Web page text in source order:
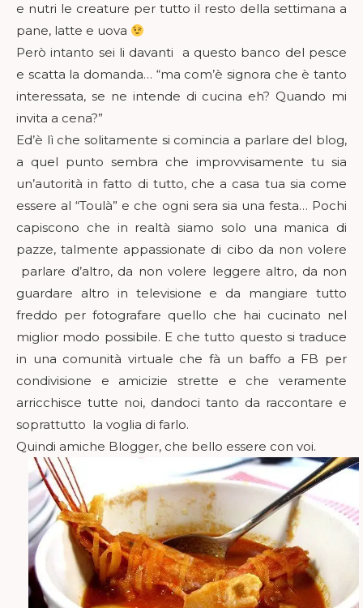
e nutri le creature per tutto il resto della settimana a
pane, latte e uova
Però intanto sei li davanti a questo banco del pesce
e scatta la domanda… “ma com’è signora che è tanto
interessata, se ne intende di cucina eh? Quando mi
invita a cena?”
Ed’è lì che solitamente si comincia a parlare del blog,
a quel punto sembra che improvvisamente tu sia
un’autorità in fatto di tutto, che a casa tua sia come
essere al “Toulà” e che ogni sera sia una festa… Pochi
capiscono che in realtà siamo solo una manica di
pazze, talmente appassionate di cibo da non volere
parlare d’altro, da non volere leggere altro, da non
guardare altro in televisione e da mangiare tutto
freddo per fotografare quello che hai cucinato nel
miglior modo possibile. E che tutto questo si traduce
in una comunità virtuale che fà un baffo a FB per
condivisione e amicizie strette e che veramente
arricchisce tutte noi, dandoci tanto da raccontare e
soprattutto la voglia di farlo.
Quindi amiche Blogger, che bello essere con voi.